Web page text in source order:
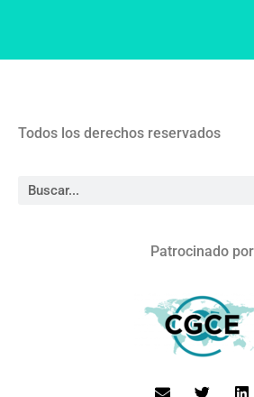
Todos los derechos reservados
Patrocinado por